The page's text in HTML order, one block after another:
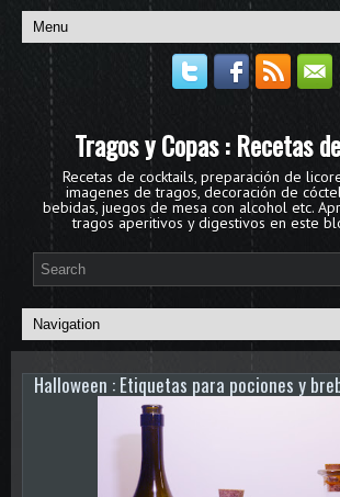
Tragos y Copas : Recetas
Recetas de cocktails, preparación de
imagenes de tragos, decoración de
bebidas, juegos de mesa con alcohol etc.
tragos aperitivos y digestivos en este
Halloween : Etiquetas para pociones y